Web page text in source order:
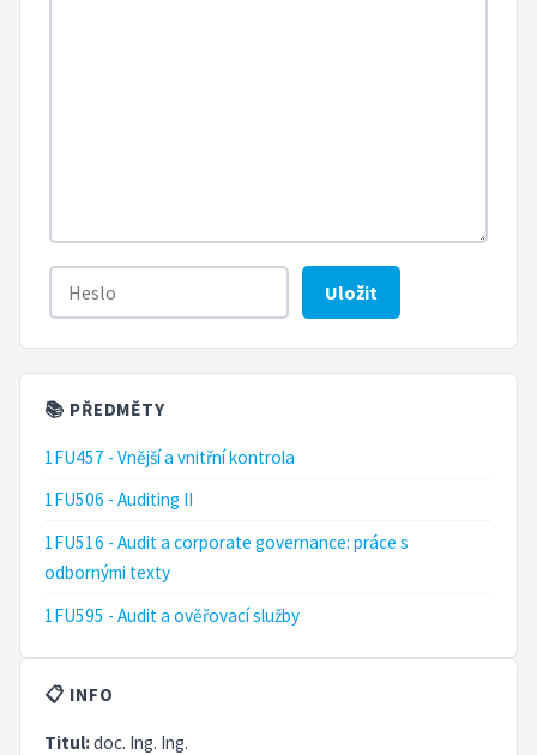
Uložit
📚 PŘEDMĚTY
1FU457 - Vnější a vnitřní kontrola
1FU506 - Auditing II
1FU516 - Audit a corporate governance: práce s
odbornými texty
1FU595 - Audit a ověřovací služby
📋 INFO
Titul:doc. Ing. Ing.